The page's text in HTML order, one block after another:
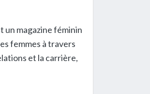
un magazine féminin
femmes à travers
et la carrière,